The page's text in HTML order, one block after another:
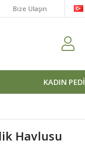
Bize Ulaşın
KADIN PEDI
Havlusu